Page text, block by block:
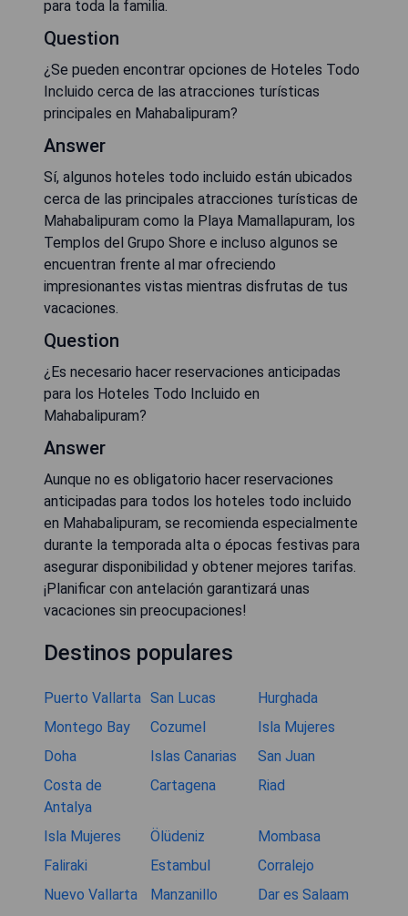
para toda la familia.
Question
¿Se pueden encontrar opciones de Hoteles Todo
Incluido cerca de las atracciones turísticas
principales en Mahabalipuram?
Answer
Sí, algunos hoteles todo incluido están ubicados
cerca de las principales atracciones turísticas de
Mahabalipuram como la Playa Mamallapuram, los
Templos del Grupo Shore e incluso algunos se
encuentran frente al mar ofreciendo
impresionantes vistas mientras disfrutas de tus
vacaciones.
Question
¿Es necesario hacer reservaciones anticipadas
para los Hoteles Todo Incluido en
Mahabalipuram?
Answer
Aunque no es obligatorio hacer reservaciones
anticipadas para todos los hoteles todo incluido
en Mahabalipuram, se recomienda especialmente
durante la temporada alta o épocas festivas para
asegurar disponibilidad y obtener mejores tarifas.
¡Planificar con antelación garantizará unas
vacaciones sin preocupaciones!
Destinos populares
Puerto Vallarta San Lucas
Hurghada
Montego Bay
Cozumel
Isla Mujeres
Doha
Islas Canarias
San Juan
Costa de
Antalya
Cartagena Riad
Isla Mujeres Ölüdeniz
Mombasa
Faliraki
Estambul
Corralejo
Nuevo Vallarta
Manzanillo Dar es Salaam